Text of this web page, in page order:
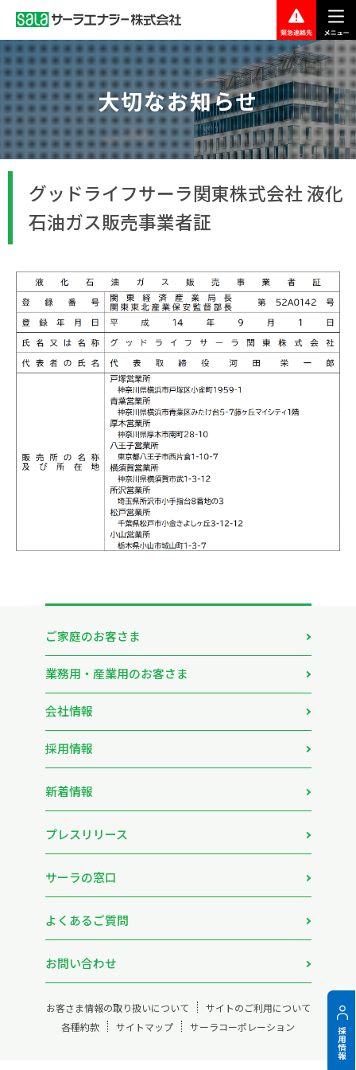
ー
バ
ル
ナ
ビ
ゲ
ー
シ
へ
カ
ル
ナ
ビ
ゲ
ー
シ
ョ
タ
ー
へ
大切なお知らせ
グッドライフサーラ関東株式会社 液化
石油ガス販売事業者証
ご家庭のお客さま
業務用・産業用のお客さま
会社情報
採用情報
新着情報
プレスリリース
サーラの窓口
よくあるご質問
お問い合わせ
お客さま情報の取り扱いについて
サイトのご利用について
各種約款
サイトマップ サーラコーポレーション